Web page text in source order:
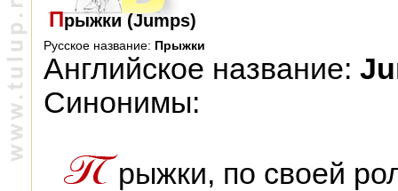
Прыжки (Jumps)
Русское название: Прыжки
Английское название:
Синонимы:
рыжки, по своей